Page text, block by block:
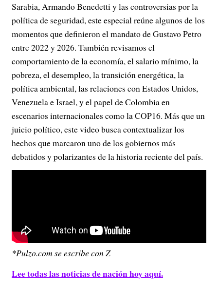
Sarabia, Armando Benedetti y las controversias por la
política de seguridad, este especial reúne algunos de los
momentos que definieron el mandato de Gustavo Petro
entre 2022 y 2026. También revisamos el
comportamiento de la economía, el salario mínimo, la
pobreza, el desempleo, la transición energética, la
política ambiental, las relaciones con Estados Unidos,
Venezuela e Israel, y el papel de Colombia en
escenarios internacionales como la COP16. Más que un
juicio político, este video busca contextualizar los
hechos que marcaron uno de los gobiernos más
debatidos y polarizantes de la historia reciente del país.
*Pulzo.com se escribe con Z
Lee todas las noticias de nación hoy aquí.